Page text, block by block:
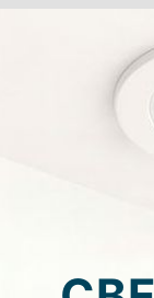
До